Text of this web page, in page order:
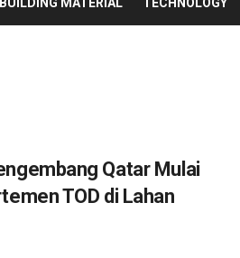
Qatar Mulai
TOD di Lahan